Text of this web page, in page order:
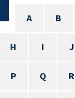
A
B
H I J
P Q R